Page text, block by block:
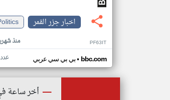
اخبار جزر القمر
منذ PF63IT
بي بي سي عربي• bbc.com عدد
أخر ساعة